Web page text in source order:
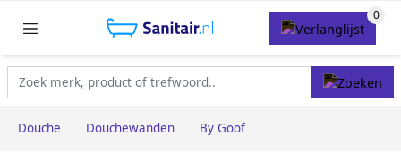
Douche Douchewanden By Goof